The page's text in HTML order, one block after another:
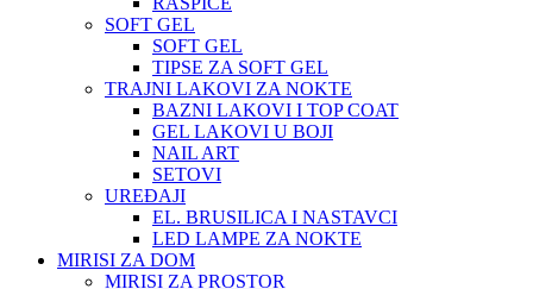
SOFT GEL
SOFT GEL
TIPSE ZA SOFT GEL
TRAJNI LAKOVI ZA NOKTE
BAZNI LAKOVI I TOP COAT
GEL LAKOVI U BOJI
NAIL ART
SETOVI
UREĐAJI
EL. BRUSILICA I NASTAVCI
LED LAMPE ZA NOKTE
MIRISI ZA DOM
MIRISI ZA PROSTOR